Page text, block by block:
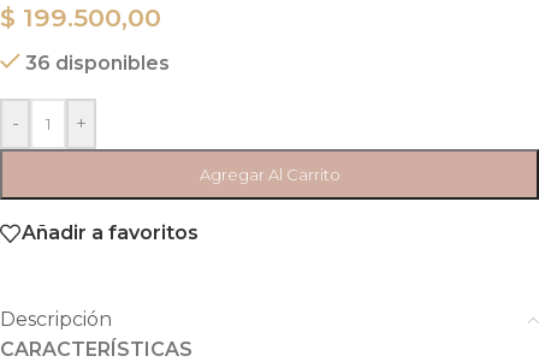
$ 199.500,00
36 disponibles
- +
Agregar Al Carrito
Añadir a favoritos
Descripción
CARACTERÍSTICAS